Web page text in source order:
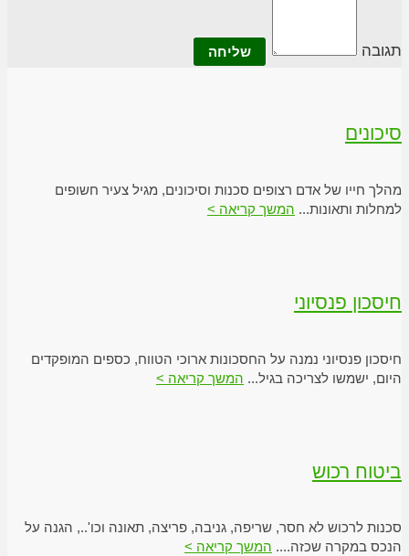
תגובה
סיכונים
מהלך חייו של אדם רצופים סכנות וסיכונים, מגיל צעיר חשופים
למחלות ותאונות... המשך קריאה >
חיסכון פנסיוני
חיסכון פנסיוני נמנה על החסכונות ארוכי הטווח, כספים המופקדים
היום, ישמשו לצריכה בגיל... המשך קריאה >
ביטוח רכוש
סכנות לרכוש לא חסר, שריפה, גניבה, פריצה, תאונה וכו'.., הגנה על
הנכס במקרה שכזה.... המשך קריאה >